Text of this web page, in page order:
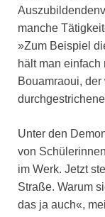
manche
»Zum Beispiel
hält man einfach
Bouamraoui,
Unter den
von
im Werk. Jetzt
Straße. Warum
das ja auch«,